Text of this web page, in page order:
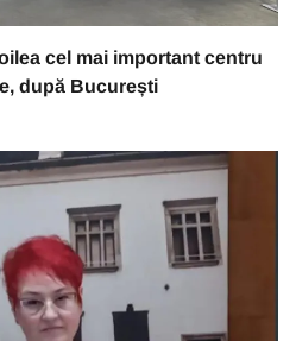
cel mai important centru
după București